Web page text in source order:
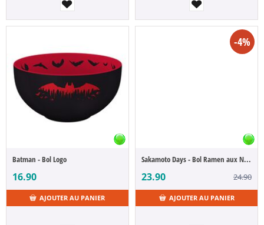
Batman - Bol Logo
16.90
AJOUTER AU PANIER
-4%
Sakamoto Days - Bol Ramen aux Nouilles Taro Sakamoto
23.90 24.90
AJOUTER AU PANIER